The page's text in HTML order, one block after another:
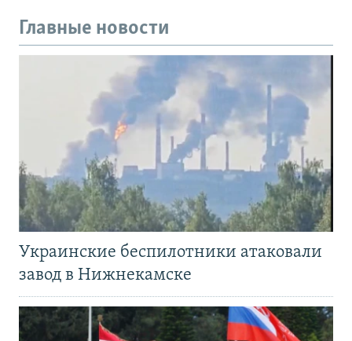
Главные новости
Украинские беспилотники атаковали
завод в Нижнекамске